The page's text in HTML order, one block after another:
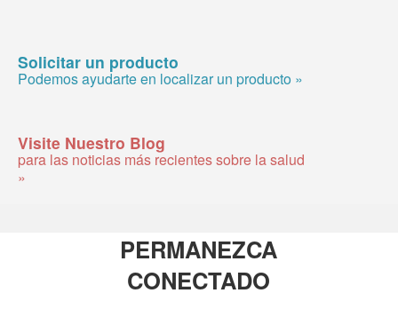
Solicitar un producto
Podemos ayudarte en localizar un producto »
Visite Nuestro Blog
para las noticias más recientes sobre la salud
»
PERMANEZCA
CONECTADO